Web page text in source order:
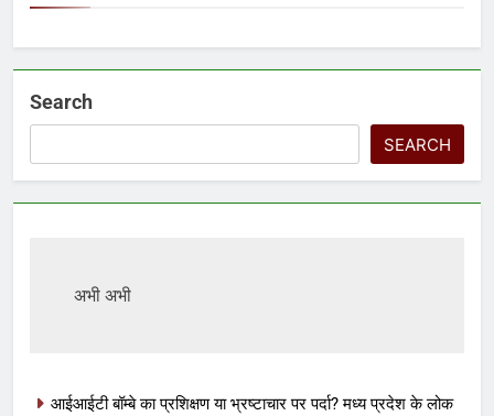
Search
SEARCH
अभी अभी
आईआईटी बॉम्बे का प्रशिक्षण या भ्रष्टाचार पर पर्दा? मध्य प्रदेश के लोक